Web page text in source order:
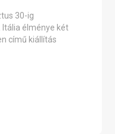
30-ig
élménye két
című kiállítás